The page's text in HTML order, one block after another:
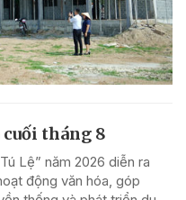
cuối tháng 8
Lệ” năm 2026 diễn ra
động văn hóa, góp